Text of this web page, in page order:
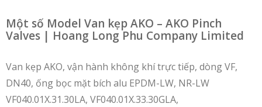
Một số Model Van kẹp AKO – AKO Pinch
Valves | Hoang Long Phu Company Limited
Van kẹp AKO, vận hành không khí trực tiếp, dòng VF,
DN40, ống bọc mặt bích alu EPDM-LW, NR-LW
VF040.01X.31.30LA, VF040.01X.33.30GLA,